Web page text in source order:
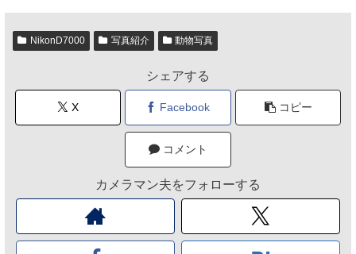
NikonD7000 写真紹介 動物写真
シェアする
X Facebook コピー
コメント
カメラマン夫をフォローする